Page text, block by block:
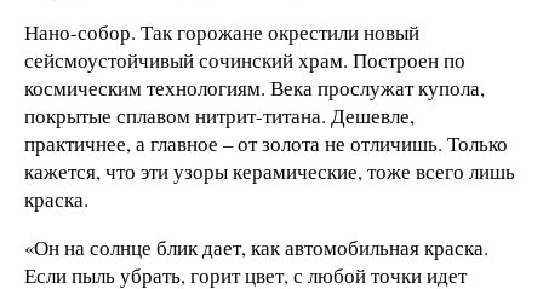
Нано-собор. Так горожане окрестили новый
сейсмоустойчивый сочинский храм. Построен по
космическим технологиям. Века прослужат купола,
покрытые сплавом нитрит-титана. Дешевле,
практичнее, а главное – от золота не отличишь. Только
кажется, что эти узоры керамические, тоже всего лишь
краска.
«Он на солнце блик дает, как автомобильная краска.
Если пыль убрать, горит цвет, с любой точки идет